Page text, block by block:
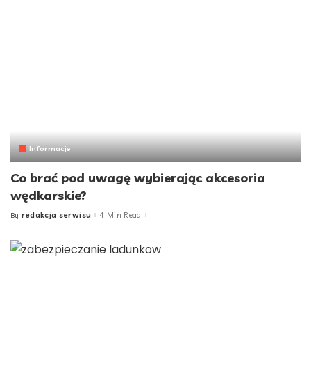
Informacje
Co brać pod uwagę wybierając akcesoria
wędkarskie?
Posted
By redakcja serwisu 4 Min Read